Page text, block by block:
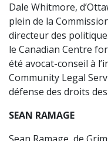
Dale Whitmore,
plein de la
directeur des
le Canadian Centre
été avocat-conseil à
Community Legal
défense des droits
SEAN RAMAGE